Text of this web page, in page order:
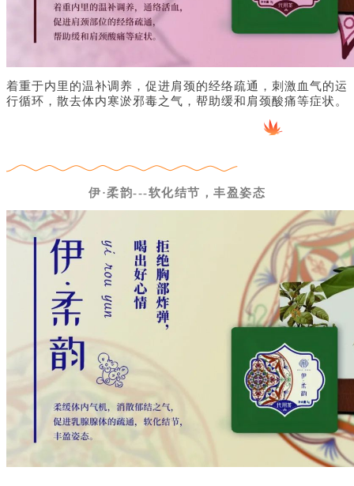
着重于内里的温补调养，促进肩颈的经络疏通，刺激血气的运
行循环，散去体内寒淤邪毒之气，帮助缓和肩颈酸痛等症状。
伊·柔韵---软化结节，丰盈姿态